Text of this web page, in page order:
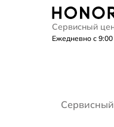
Сервисный
Ежедневно с